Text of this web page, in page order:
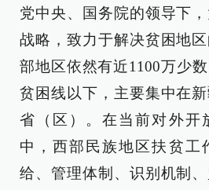
党中央、国务院的领导下
战略，致力于解决贫困地
部地区依然有近1100万少
贫困线以下，主要集中在
省（区）。在当前对外开
中，西部民族地区扶贫工
给、管理体制、识别机制